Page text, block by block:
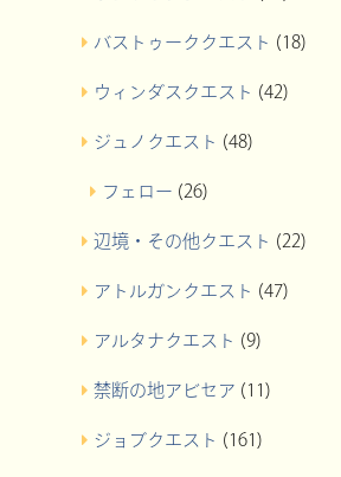
バストゥーククエスト (18)
ウィンダスクエスト (42)
ジュノクエスト (48)
フェロー (26)
辺境・その他クエスト (22)
アトルガンクエスト (47)
アルタナクエスト (9)
禁断の地アビセア (11)
ジョブクエスト (161)